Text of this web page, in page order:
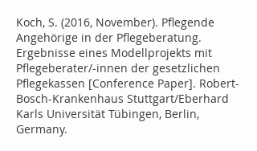
Koch, S. (2016, November). Pflegende
Angehörige in der Pflegeberatung.
Ergebnisse eines Modellprojekts mit
Pflegeberater/-innen der gesetzlichen
Pflegekassen [Conference Paper]. Robert-
Bosch-Krankenhaus Stuttgart/Eberhard
Karls Universität Tübingen, Berlin,
Germany.